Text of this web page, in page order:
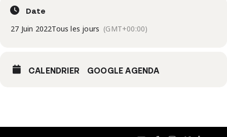
Date
27 Juin 2022Tous les jours (GMT+00:00)
CALENDRIER GOOGLE AGENDA